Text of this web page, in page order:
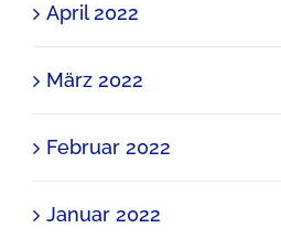
April 2022
März 2022
Februar 2022
Januar 2022